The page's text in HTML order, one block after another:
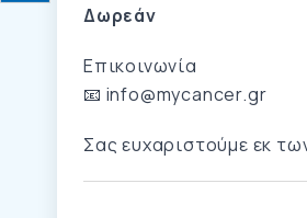
Δωρεάν
Επικοινωνία
📧 info@mycancer.gr
Σας ευχαριστούμε εκ